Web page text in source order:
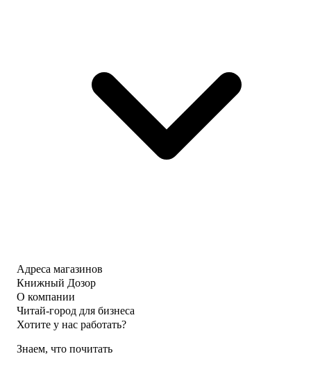
Адреса магазинов
Книжный Дозор
О компании
Читай-город для бизнеса
Хотите у нас работать?
Знаем, что почитать